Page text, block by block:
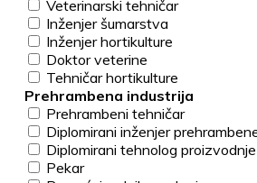
Veterinarski tehničar
Inženjer šumarstva
Inženjer hortikulture
Doktor veterine
Tehničar hortikulture
Prehrambena industrija
Prehrambeni tehničar
Diplomirani inženjer
Diplomirani tehnolog proizvodnje
Pekar